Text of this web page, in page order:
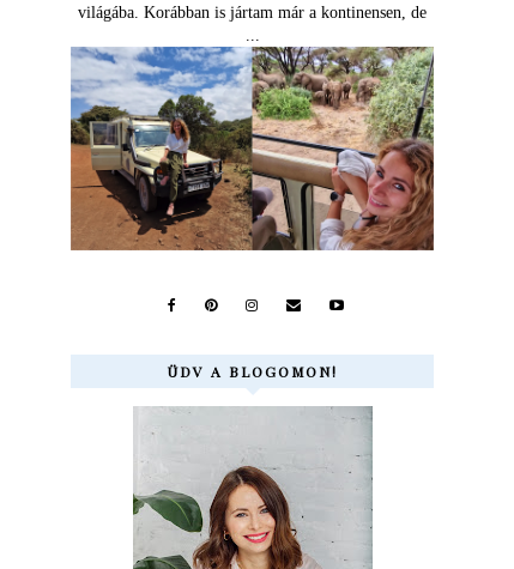
világába. Korábban is jártam már a kontinensen, de
...
ÜDV A BLOGOMON!